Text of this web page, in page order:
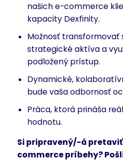
našich e-commerce
kapacity Dexfinity.
Možnosť transformovať
strategické aktíva a
podložený prístup.
Dynamické,
bude vaša odbornosť
Práca, ktorá prináša
hodnotu.
Si pripravený/-á
commerce príbehy?